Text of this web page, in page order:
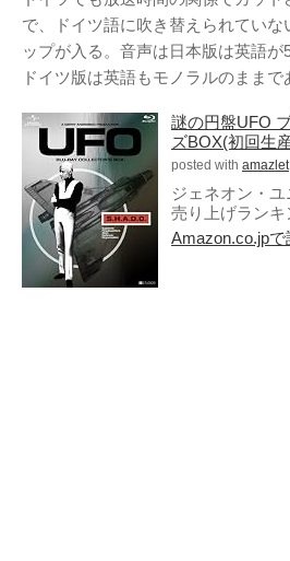
で、ドイツ語に吹き替えられていな
ップが入る。音声は日本版は英語が
ドイツ版は英語もモノラルのままで
謎の円盤UFO
ズBOX(初回生
posted with amazlet
ジェネオン・
売り上げランキ
Amazon.co.jpで